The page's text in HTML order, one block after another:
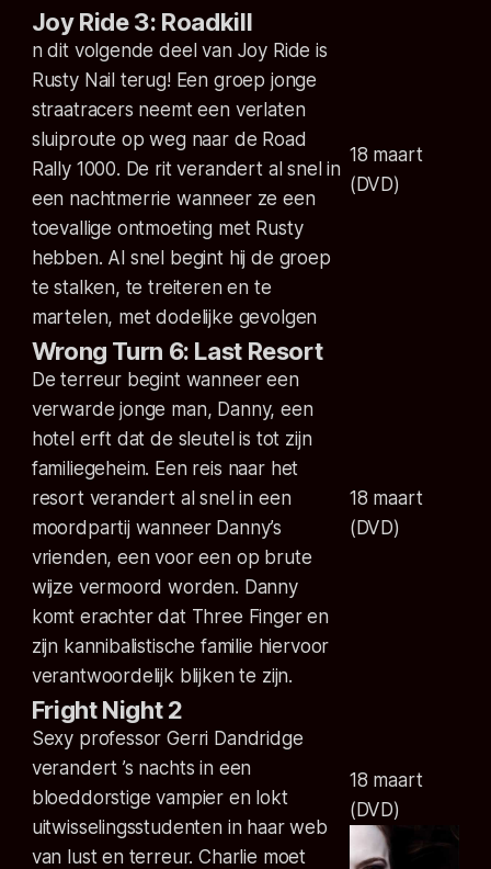
Joy Ride 3: Roadkill
n dit volgende deel van Joy Ride is
Rusty Nail terug! Een groep jonge
straatracers neemt een verlaten
sluiproute op weg naar de Road
Rally 1000. De rit verandert al snel in
een nachtmerrie wanneer ze een
toevallige ontmoeting met Rusty
hebben. Al snel begint hij de groep
te stalken, te treiteren en te
martelen, met dodelijke gevolgen
18 maart
(DVD)
Wrong Turn 6: Last Resort
De terreur begint wanneer een
verwarde jonge man, Danny, een
hotel erft dat de sleutel is tot zijn
familiegeheim. Een reis naar het
resort verandert al snel in een
moordpartij wanneer Danny’s
vrienden, een voor een op brute
wijze vermoord worden. Danny
komt erachter dat Three Finger en
zijn kannibalistische familie hiervoor
verantwoordelijk blijken te zijn.
18 maart
(DVD)
Fright Night 2
Sexy professor Gerri Dandridge
verandert ’s nachts in een
bloeddorstige vampier en lokt
uitwisselingsstudenten in haar web
van lust en terreur. Charlie moet
18 maart
(DVD)